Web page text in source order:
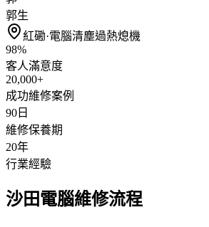
郭生
紅磡·電腦清塵過熱熄機
98%
客人滿意度
20,000+
成功維修案例
90日
維修保養期
20年
行業經驗
沙田電腦維修流程